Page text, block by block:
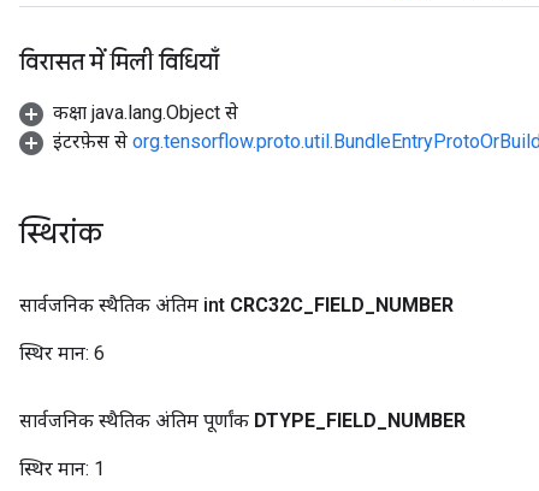
विरासत में मिली विधियाँ
कक्षा java.lang.Object से
इंटरफ़ेस से
स्थिरांक
सार्वजनिक स्थैतिक अंतिम int CRC32C FIELD NUMBER
स्थिर मान: 6
सार्वजनिक स्थैतिक अंतिम पूर्णांक DTYPE FIELD NUMBER
स्थिर मान: 1